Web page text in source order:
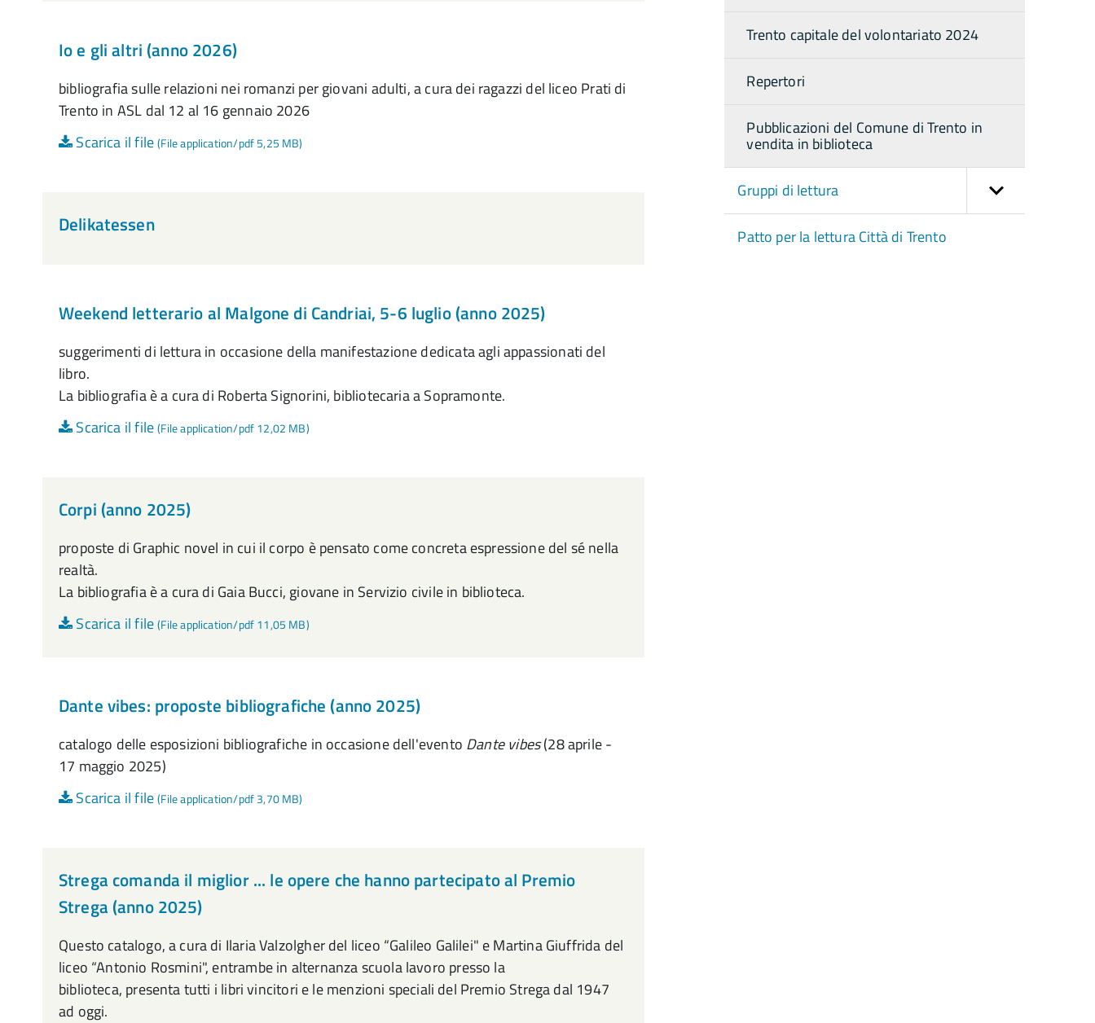
Io e gli altri (anno 2026)
bibliografia sulle relazioni nei romanzi per giovani adulti, a cura dei ragazzi del liceo Prati di
Trento in ASL dal 12 al 16 gennaio 2026
Scarica il file(File application/pdf 5,25 MB)
Delikatessen
Weekend letterario al Malgone di Candriai, 5-6 luglio (anno 2025)
suggerimenti di lettura in occasione della manifestazione dedicata agli appassionati del
libro.
La bibliografia è a cura di Roberta Signorini, bibliotecaria a Sopramonte.
Scarica il file(File application/pdf 12,02 MB)
Corpi (anno 2025)
proposte di Graphic novel in cui il corpo è pensato come concreta espressione del sé nella
realtà.
La bibliografia è a cura di Gaia Bucci, giovane in Servizio civile in biblioteca.
Scarica il file(File application/pdf 11,05 MB)
Dante vibes: proposte bibliografiche (anno 2025)
catalogo delle esposizioni bibliografiche in occasione dell'evento Dante vibes(28 aprile -
17 maggio 2025)
Scarica il file(File application/pdf 3,70 MB)
Strega comanda il miglior ... le opere che hanno partecipato al Premio
Strega (anno 2025)
Questo catalogo, a cura di Ilaria Valzolgher del liceo “Galileo Galilei" e Martina Giuffrida del
liceo “Antonio Rosmini", entrambe in alternanza scuola lavoro presso la
biblioteca, presenta tutti i libri vincitori e le menzioni speciali del Premio Strega dal 1947
ad oggi.
Trento capitale del volontariato 2024
Repertori
Pubblicazioni del Comune di Trento in
vendita in biblioteca
Gruppi di lettura
Patto per la lettura Città di Trento